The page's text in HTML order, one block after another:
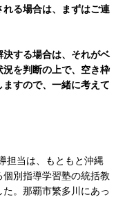
る場合は、まずはご連
決する場合は、それがベ
況を判断の上で、空き枠
すので、一緒に考えて
担当は、もともと沖縄
別指導学習塾の統括教
。那覇市繁多川にあっ